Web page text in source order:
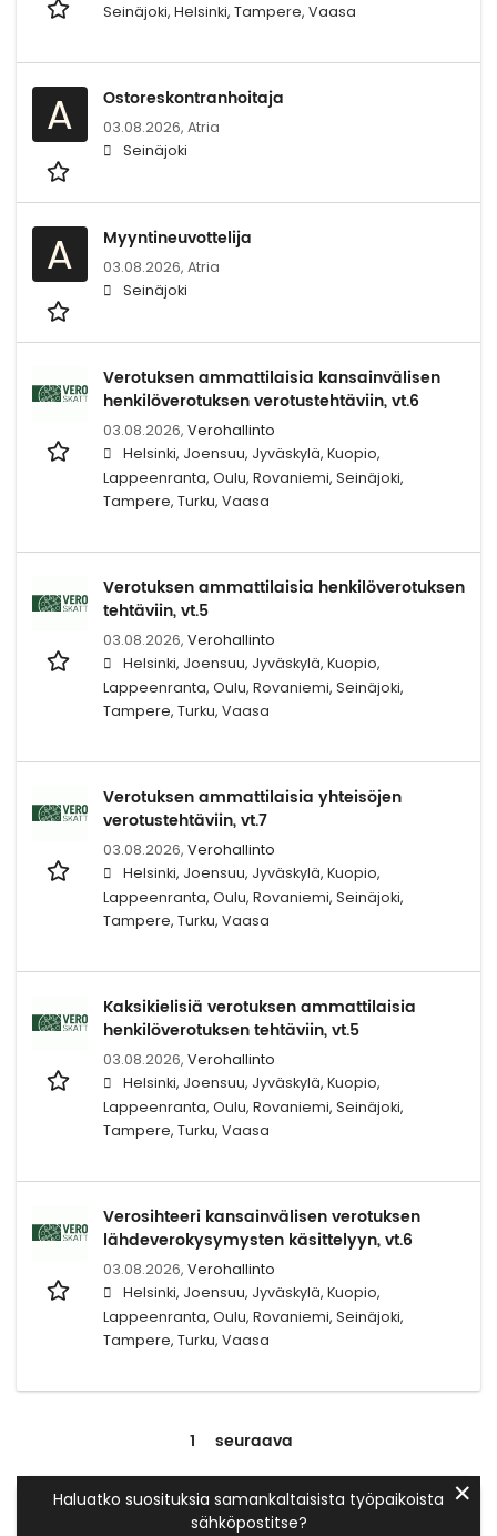
Seinäjoki, Helsinki, Tampere, Vaasa
A Ostoreskontranhoitaja
03.08.2026, Atria
Seinäjoki
A Myyntineuvottelija
03.08.2026, Atria
Seinäjoki
Verotuksen ammattilaisia kansainvälisen
henkilöverotuksen verotustehtäviin, vt.6
03.08.2026, Verohallinto
Helsinki, Joensuu, Jyväskylä, Kuopio,
Lappeenranta, Oulu, Rovaniemi, Seinäjoki,
Tampere, Turku, Vaasa
Verotuksen ammattilaisia henkilöverotuksen
tehtäviin, vt.5
03.08.2026, Verohallinto
Helsinki, Joensuu, Jyväskylä, Kuopio,
Lappeenranta, Oulu, Rovaniemi, Seinäjoki,
Tampere, Turku, Vaasa
Verotuksen ammattilaisia yhteisöjen
verotustehtäviin, vt.7
03.08.2026, Verohallinto
Helsinki, Joensuu, Jyväskylä, Kuopio,
Lappeenranta, Oulu, Rovaniemi, Seinäjoki,
Tampere, Turku, Vaasa
Kaksikielisiä verotuksen ammattilaisia
henkilöverotuksen tehtäviin, vt.5
03.08.2026, Verohallinto
Helsinki, Joensuu, Jyväskylä, Kuopio,
Lappeenranta, Oulu, Rovaniemi, Seinäjoki,
Tampere, Turku, Vaasa
Verosihteeri kansainvälisen verotuksen
lähdeverokysymysten käsittelyyn, vt.6
03.08.2026, Verohallinto
Helsinki, Joensuu, Jyväskylä, Kuopio,
Lappeenranta, Oulu, Rovaniemi, Seinäjoki,
Tampere, Turku, Vaasa
1 seuraava
Haluatko suosituksia samankaltaisista työpaikoista
sähköpostitse?
✕